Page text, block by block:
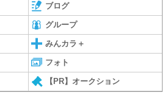
ブログ
グループ
みんカラ＋
フォト
【PR】オークション